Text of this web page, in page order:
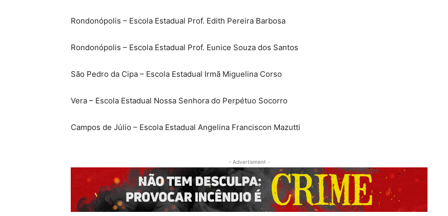
Rondonópolis – Escola Estadual Prof. Edith Pereira Barbosa
Rondonópolis – Escola Estadual Prof. Eunice Souza dos Santos
São Pedro da Cipa – Escola Estadual Irmã Miguelina Corso
Vera – Escola Estadual Nossa Senhora do Perpétuo Socorro
Campos de Júlio – Escola Estadual Angelina Franciscon Mazutti
- Advertisment -